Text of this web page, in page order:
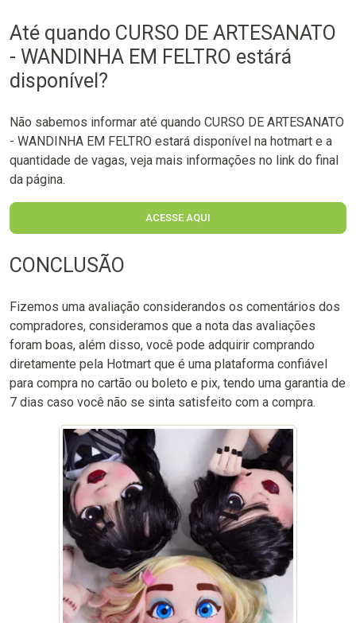
Até quando CURSO DE ARTESANATO
- WANDINHA EM FELTRO estárá
disponível?
Não sabemos informar até quando CURSO DE ARTESANATO
- WANDINHA EM FELTRO estará disponível na hotmart e a
quantidade de vagas, veja mais informações no link do final
da página.
ACESSE AQUI
CONCLUSÃO
Fizemos uma avaliação considerandos os comentários dos
compradores, consideramos que a nota das avaliações
foram boas, além disso, você pode adquirir comprando
diretamente pela Hotmart que é uma plataforma confiável
para compra no cartão ou boleto e pix, tendo uma garantia de
7 dias caso você não se sinta satisfeito com a compra.